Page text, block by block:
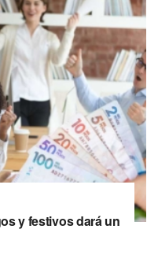
y festivos dará un